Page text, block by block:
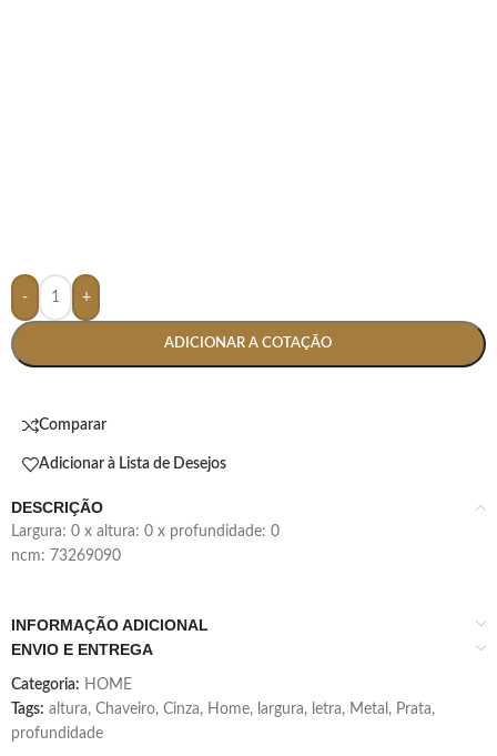
- +
ADICIONAR A COTAÇÃO
Comparar
Adicionar à Lista de Desejos
DESCRIÇÃO
largura: 0 x altura: 0 x profundidade: 0
ncm: 73269090
INFORMAÇÃO ADICIONAL
ENVIO E ENTREGA
Categoria: HOME
Tags: altura, Chaveiro, Cinza, Home, largura, letra, Metal , Prata,
profundidade